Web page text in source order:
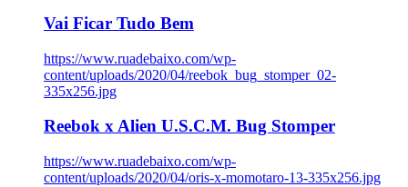
Vai Ficar Tudo Bem
https://www.ruadebaixo.com/wp-
content/uploads/2020/04/reebok_bug_stomper_02-
335x256.jpg
Reebok x Alien U.S.C.M. Bug Stomper
https://www.ruadebaixo.com/wp-
content/uploads/2020/04/oris-x-momotaro-13-335x256.jpg